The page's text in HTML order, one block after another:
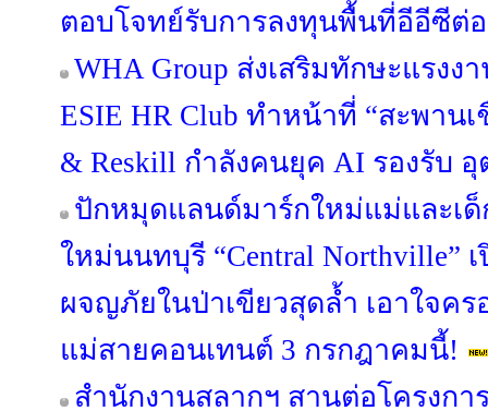
ตอบโจทย์รับการลงทุนพื้นที่อีอีซีต่อ
WHA Group ส่งเสริมทักษะแรง
ESIE HR Club ทำหน้าที่ “สะพาน
& Reskill กำลังคนยุค AI รองรับ
ปักหมุดแลนด์มาร์กใหม่แม่และเด็
ใหม่นนทบุรี “Central Northville”
ผจญภัยในป่าเขียวสุดล้ำ เอาใจค
แม่สายคอนเทนต์ 3 กรกฎาคมนี้!
สำนักงานสลากฯ สานต่อโครงการ